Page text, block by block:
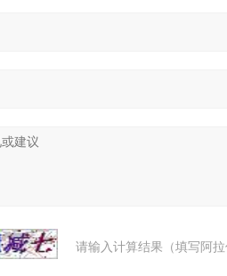
请输入计算结果（填写阿